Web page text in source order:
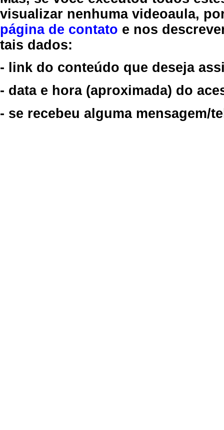
visualizar nenhuma videoaula,
página de contato e nos
tais dados:
- link do conteúdo que deseja
- data e hora (aproximada) do
- se recebeu alguma mensagem/